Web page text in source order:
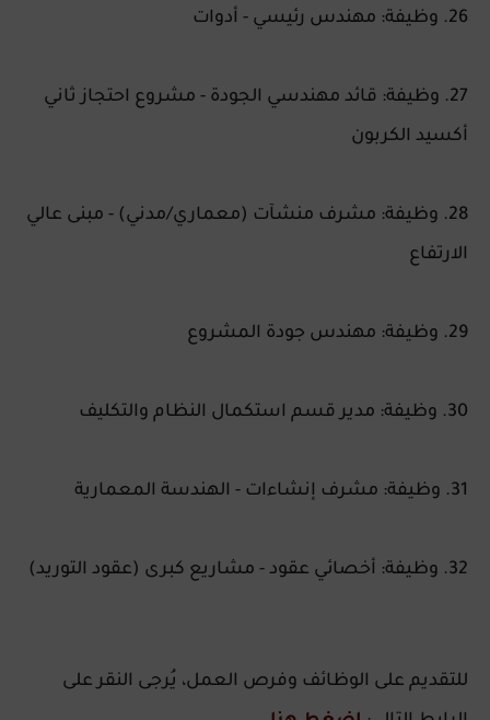
26. وظيفة: مهندس رئيسي - أدوات
27. وظيفة: قائد مهندسي الجودة - مشروع احتجاز ثاني
أكسيد الكربون
28. وظيفة: مشرف منشآت (معماري/مدني) - مبنى عالي
الارتفاع
29. وظيفة: مهندس جودة المشروع
30. وظيفة: مدير قسم استكمال النظام والتكليف
31. وظيفة: مشرف إنشاءات - الهندسة المعمارية
32. وظيفة: أخصائي عقود - مشاريع كبرى (عقود التوريد)
للتقديم على الوظائف وفرص العمل، يُرجى النقر على